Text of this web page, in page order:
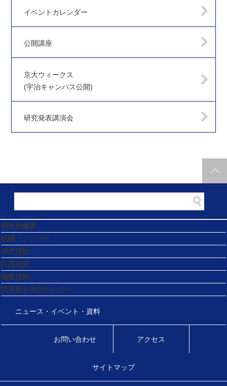
イベントカレンダー
公開講座
京大ウィークス
(宇治キャンパス公開)
研究発表講演会
研究所概要
組織・メンバー
研究活動
共同研究
国際活動
防災研を学びたい人へ
ニュース・イベント・資料
お問い合わせ アクセス
サイトマップ